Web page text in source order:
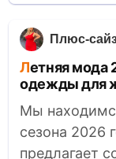
Плюс-
Летняя мода 2026: базовый гардероб
одежды для
Мы
сезона 2026
предлагает